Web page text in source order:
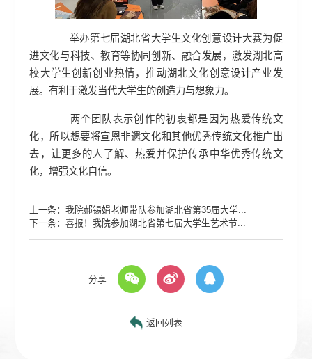
举办第七届湖北省大学生文化创意设计大赛为促
进文化与科技、教育等协同创新、融合发展，激发湖北高
校大学生创新创业热情，推动湖北文化创意设计产业发
展。有利于激发当代大学生的创造力与想象力。
两个团队表示创作的初衷都是因为热爱传统文
化，所以想要将宣恩非遗文化和其他优秀传统文化推广出
去，让更多的人了解、热爱并保护传承中华优秀传统文
化，增强文化自信。
上一条：我院郝锡娟老师带队参加湖北省第35届大学...
下一条：喜报！我院参加湖北省第七届大学生艺术节...
分享
返回列表